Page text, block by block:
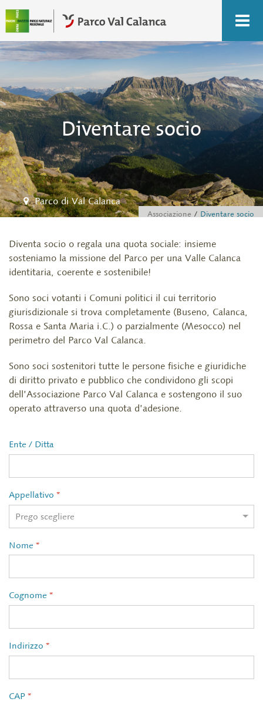
Diventare socio
Parco di Val Calanca
Associazione Diventare socio
Diventa socio o regala una quota sociale: insieme
sosteniamo la missione del Parco per una Valle Calanca
identitaria, coerente e sostenibile!
Sono soci votanti i Comuni politici il cui territorio
giurisdizionale si trova completamente (Buseno, Calanca,
Rossa e Santa Maria i.C.) o parzialmente (Mesocco) nel
perimetro del Parco Val Calanca.
Sono soci sostenitori tutte le persone fisiche e giuridiche
di diritto privato e pubblico che condividono gli scopi
dell’Associazione Parco Val Calanca e sostengono il suo
operato attraverso una quota d’adesione.
Ente / Ditta
Appellativo *
Nome *
Cognome *
Indirizzo *
CAP *